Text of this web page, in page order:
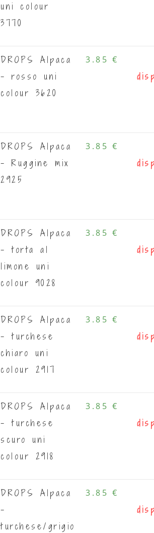
uni colour
3770
DROPS Alpaca
- rosso uni
colour 3620
3.85 €
DROPS Alpaca
- Ruggine mix
2925
3.85 €
DROPS Alpaca
- torta al
limone uni
colour 9028
3.85 €
DROPS Alpaca
- turchese
chiaro uni
colour 2917
3.85 €
DROPS Alpaca
- turchese
scuro uni
colour 2918
3.85 €
DROPS Alpaca
-
turchese/grigio
3.85 €